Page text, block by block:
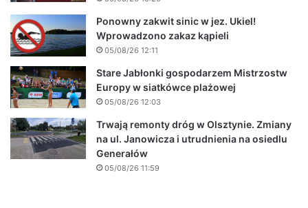
Ponowny zakwit sinic w jez. Ukiel!
Wprowadzono zakaz kąpieli
05/08/26 12:11
Stare Jabłonki gospodarzem Mistrzostw
Europy w siatkówce plażowej
05/08/26 12:03
Trwają remonty dróg w Olsztynie. Zmiany
na ul. Janowicza i utrudnienia na osiedlu
Generałów
05/08/26 11:59